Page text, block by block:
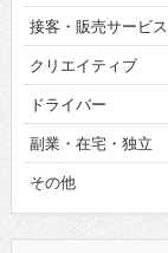
接客・販売サービス
クリエイティブ
ドライバー
副業・在宅・独立
その他